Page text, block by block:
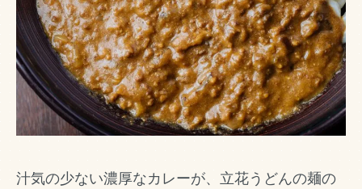
汁気の少ない濃厚なカレーが、立花うどんの麺の